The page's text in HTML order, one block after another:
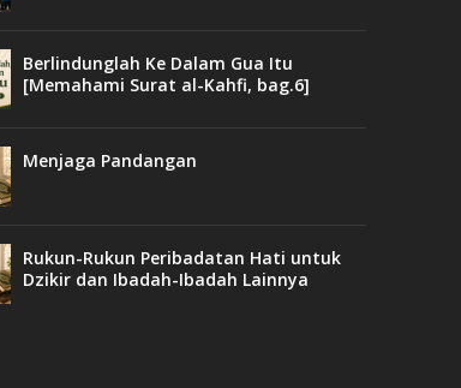
Berlindunglah Ke Dalam Gua Itu
[Memahami Surat al-Kahfi, bag.6]
Menjaga Pandangan
Rukun-Rukun Peribadatan Hati untuk
Dzikir dan Ibadah-Ibadah Lainnya